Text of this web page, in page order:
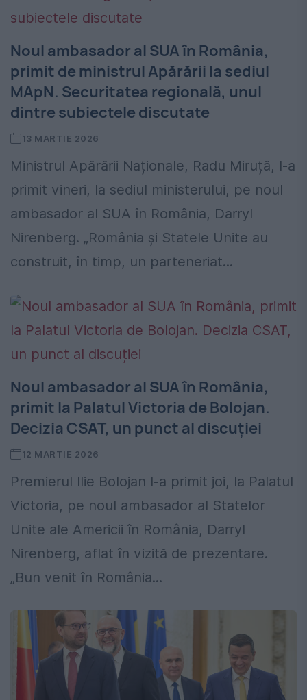
Noul ambasador al SUA în România,
primit de ministrul Apărării la sediul
MApN. Securitatea regională, unul
dintre subiectele discutate
13 MARTIE 2026
Ministrul Apărării Naționale, Radu Miruță, l-a
primit vineri, la sediul ministerului, pe noul
ambasador al SUA în România, Darryl
Nirenberg. „România și Statele Unite au
construit, în timp, un parteneriat...
Noul ambasador al SUA în România,
primit la Palatul Victoria de Bolojan.
Decizia CSAT, un punct al discuției
12 MARTIE 2026
Premierul Ilie Bolojan l-a primit joi, la Palatul
Victoria, pe noul ambasador al Statelor
Unite ale Americii în România, Darryl
Nirenberg, aflat în vizită de prezentare.
„Bun venit în România...